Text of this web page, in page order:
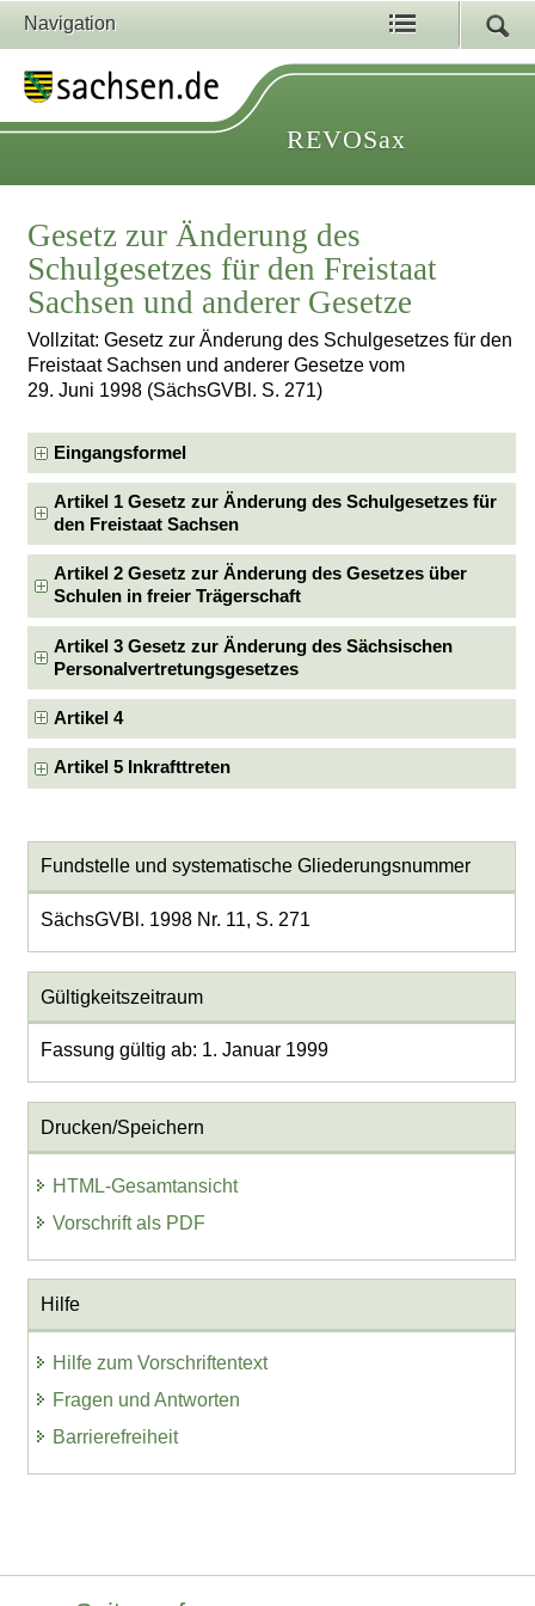
Navigation
REVOSax
Gesetz zur Änderung des
Schulgesetzes für den Freistaat
Sachsen und anderer Gesetze
Vollzitat: Gesetz zur Änderung des Schulgesetzes für den
Freistaat Sachsen und anderer Gesetze vom
29. Juni 1998 (SächsGVBl. S. 271)
Eingangsformel
Artikel 1 Gesetz zur Änderung des Schulgesetzes für
den Freistaat Sachsen
Artikel 2 Gesetz zur Änderung des Gesetzes über
Schulen in freier Trägerschaft
Artikel 3 Gesetz zur Änderung des Sächsischen
Personalvertretungsgesetzes
Artikel 4
Artikel 5 Inkrafttreten
Fundstelle und systematische Gliederungsnummer
SächsGVBl. 1998 Nr. 11, S. 271
Gültigkeitszeitraum
Fassung gültig ab: 1. Januar 1999
Drucken/Speichern
HTML-Gesamtansicht
Vorschrift als PDF
Hilfe
Hilfe zum Vorschriftentext
Fragen und Antworten
Barrierefreiheit